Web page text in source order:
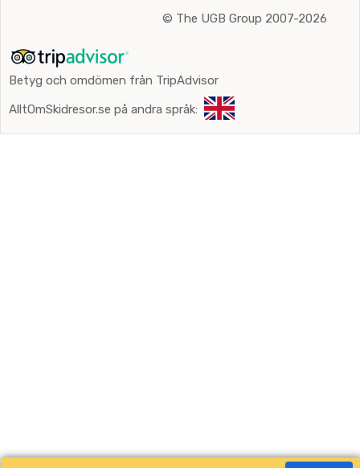
© The UGB Group 2007-2026
Betyg och omdömen från TripAdvisor
AlltOmSkidresor.se på andra språk: